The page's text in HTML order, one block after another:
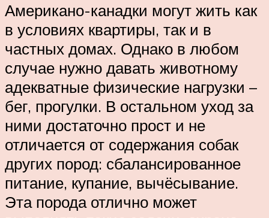
Американо-канадки могут жить как
в условиях квартиры, так и в
частных домах. Однако в любом
случае нужно давать животному
адекватные физические нагрузки –
бег, прогулки. В остальном уход за
ними достаточно прост и не
отличается от содержания собак
других пород: сбалансированное
питание, купание, вычёсывание.
Эта порода отлично может